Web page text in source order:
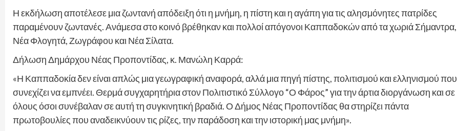
Η εκδήλωση αποτέλεσε μια ζωντανή απόδειξη ότι η μνήμη, η πίστη και η αγάπη για τις αλησμόνητες πατρίδες
παραμένουν ζωντανές. Ανάμεσα στο κοινό βρέθηκαν και πολλοί απόγονοι Καππαδοκών από τα χωριά Σήμαντρα,
Νέα Φλογητά, Ζωγράφου και Νέα Σίλατα.
Δήλωση Δημάρχου Νέας Προποντίδας, κ. Μανώλη Καρρά:
«Η Καππαδοκία δεν είναι απλώς μια γεωγραφική αναφορά, αλλά μια πηγή πίστης, πολιτισμού και ελληνισμού που
συνεχίζει να εμπνέει. Θερμά συγχαρητήρια στον Πολιτιστικό Σύλλογο “Ο Φάρος” για την άρτια διοργάνωση και σε
όλους όσοι συνέβαλαν σε αυτή τη συγκινητική βραδιά. Ο Δήμος Νέας Προποντίδας θα στηρίζει πάντα
πρωτοβουλίες που αναδεικνύουν τις ρίζες, την παράδοση και την ιστορική μας μνήμη».